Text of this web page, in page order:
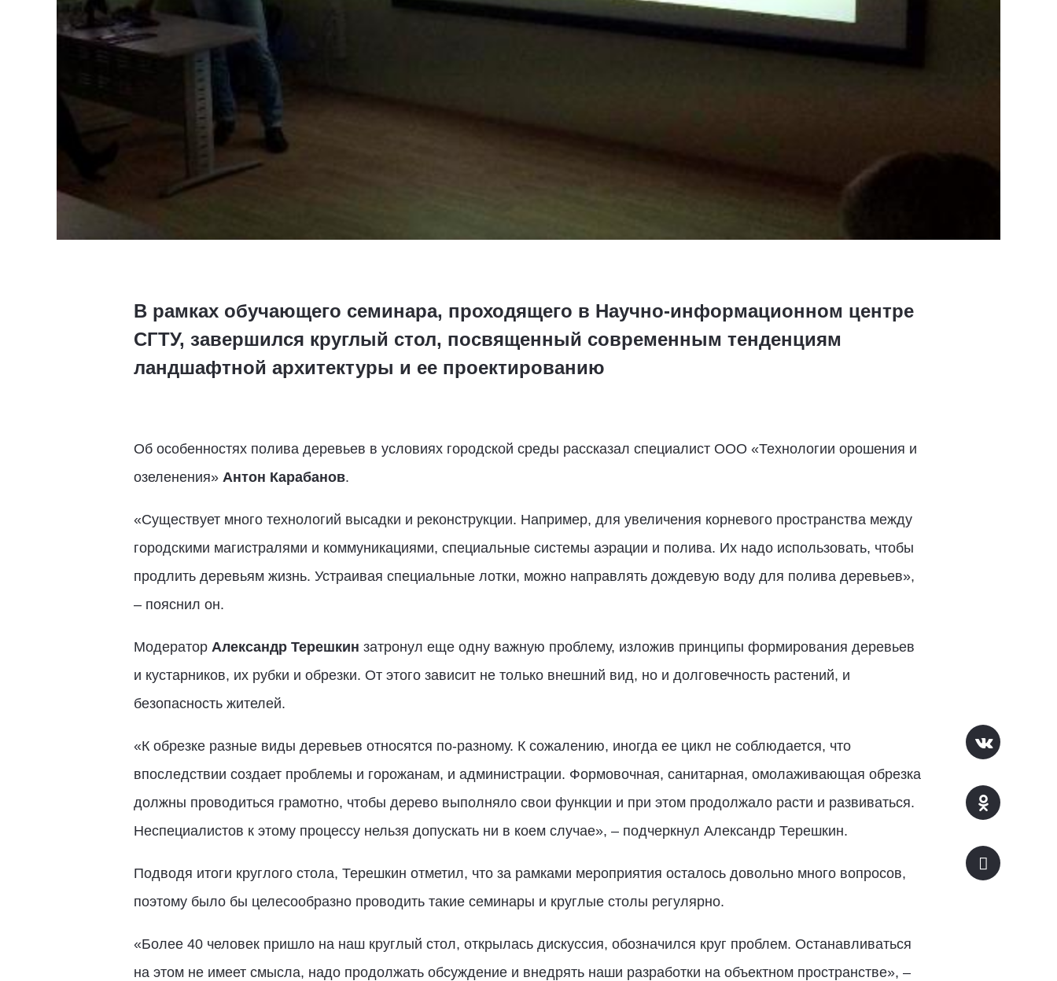
В рамках обучающего семинара, проходящего в Научно-информационном центре
СГТУ, завершился круглый стол, посвященный современным тенденциям
ландшафтной архитектуры и ее проектированию
Об особенностях полива деревьев в условиях городской среды рассказал специалист ООО «Технологии орошения и
озеленения» Антон Карабанов.
«Существует много технологий высадки и реконструкции. Например, для увеличения корневого пространства между
городскими магистралями и коммуникациями, специальные системы аэрации и полива. Их надо использовать, чтобы
продлить деревьям жизнь. Устраивая специальные лотки, можно направлять дождевую воду для полива деревьев»,
– пояснил он.
Модератор Александр Терешкин затронул еще одну важную проблему, изложив принципы формирования деревьев
и кустарников, их рубки и обрезки. От этого зависит не только внешний вид, но и долговечность растений, и
безопасность жителей.
«К обрезке разные виды деревьев относятся по-разному. К сожалению, иногда ее цикл не соблюдается, что
впоследствии создает проблемы и горожанам, и администрации. Формовочная, санитарная, омолаживающая обрезка
должны проводиться грамотно, чтобы дерево выполняло свои функции и при этом продолжало расти и развиваться.
Неспециалистов к этому процессу нельзя допускать ни в коем случае», – подчеркнул Александр Терешкин.
Подводя итоги круглого стола, Терешкин отметил, что за рамками мероприятия осталось довольно много вопросов,
поэтому было бы целесообразно проводить такие семинары и круглые столы регулярно.
«Более 40 человек пришло на наш круглый стол, открылась дискуссия, обозначился круг проблем. Останавливаться
на этом не имеет смысла, надо продолжать обсуждение и внедрять наши разработки на объектном пространстве», –